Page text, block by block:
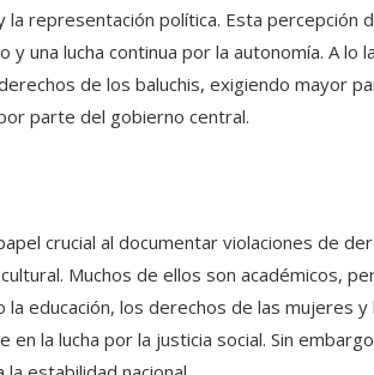
representación política. Esta percepción
una lucha continua por la autonomía. A lo
de los baluchis, exigiendo mayor
parte del gobierno central.
crucial al documentar violaciones de
Muchos de ellos son académicos,
educación, los derechos de las mujeres y
la lucha por la justicia social. Sin